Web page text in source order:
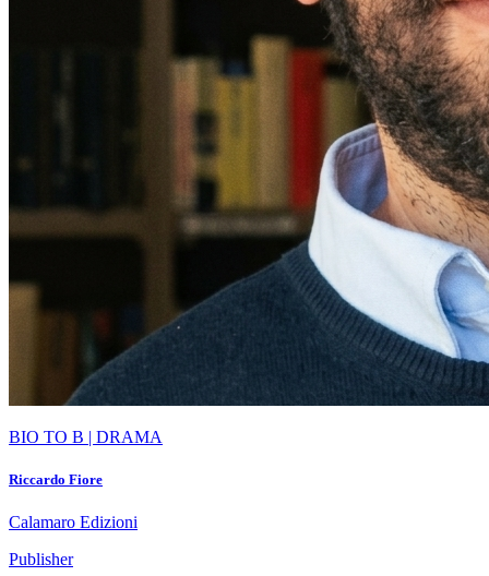
BIO TO B | DRAMA
Riccardo Fiore
Calamaro Edizioni
Publisher